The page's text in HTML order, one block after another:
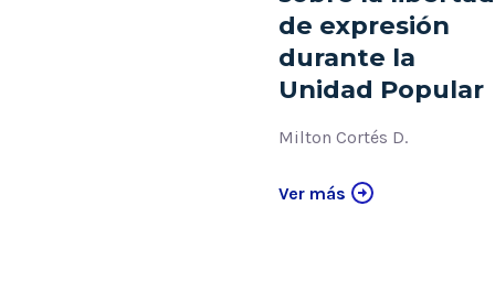
de expresión
durante la
Unidad Popular
Milton Cortés D.
Ver más